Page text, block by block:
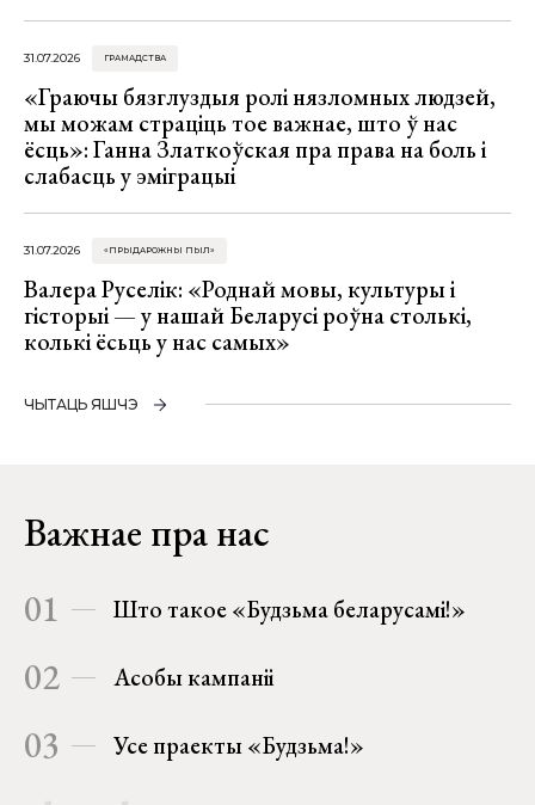
31.07.2026 ГРАМАДСТВА
«Граючы бязглуздыя ролі нязломных людзей,
мы можам страціць тое важнае, што ў нас
ёсць»: Ганна Златкоўская пра права на боль і
слабасць у эміграцыі
31.07.2026 «ПРЫДАРОЖНЫ ПЫЛ»
Валера Руселік: «Роднай мовы, культуры і
гісторыі — у нашай Беларусі роўна столькі,
колькі ёсьць у нас самых»
ЧЫТАЦЬ ЯШЧЭ
Важнае пра нас
01 Што такое «Будзьма беларусамі!»
02 Асобы кампаніі
03 Усе праекты «Будзьма!»